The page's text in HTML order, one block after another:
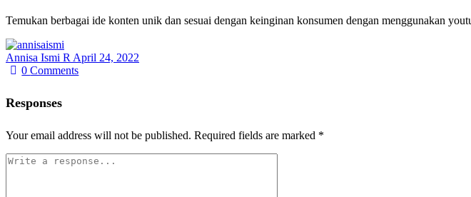
Temukan berbagai ide konten unik dan sesuai dengan keinginan konsumen dengan menggunakan
Annisa Ismi R April 24, 2022
0Comments
Responses
Your email address will not be published. Required fields are marked *